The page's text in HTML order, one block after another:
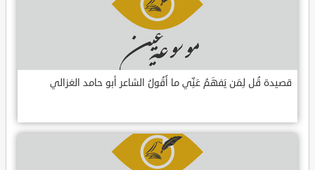
قصيدة قُل لِمَن يَفهَمُ عَنِّي ما أَقُولُ الشاعر أبو حامد الغزالي